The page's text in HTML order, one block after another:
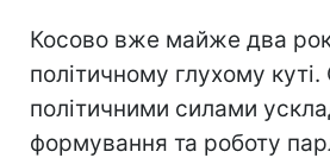
Косово вже майже два
політичному глухому
політичними силами
формування та роботу